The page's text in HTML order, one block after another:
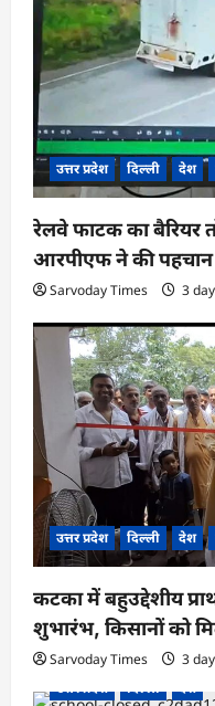
उत्तर प्रदेश दिल्ली देश
रेलवे फाटक का बैरियर
आरपीएफ ने की पहचान
Sarvoday Times 3
उत्तर प्रदेश दिल्ली देश
कटका में बहुउद्देशीय
शुभारंभ, किसानों को
Sarvoday Times 3
उत्तर प्रदेश
दिल्ली देश